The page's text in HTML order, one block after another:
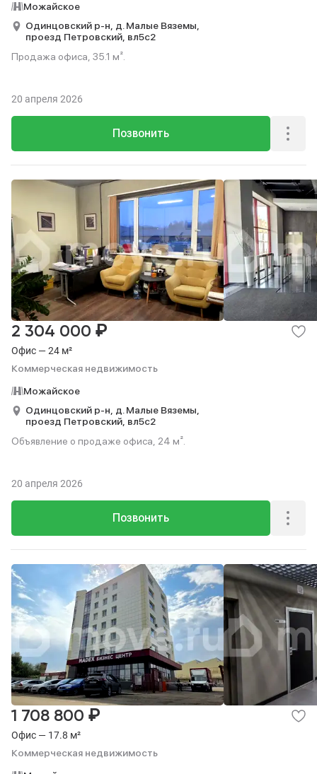
Можайское
Одинцовский р-н, д. Малые Вяземы,
проезд Петровский, вл5с2
Продажа офиса, 35.1 м².
Позвонить
20 апреля 2026
Офис — 24 м²
Коммерческая недвижимость
2 304 000 ₽
Можайское
Одинцовский р-н, д. Малые Вяземы,
проезд Петровский, вл5с2
Объявление о продаже офиса, 24 м².
Позвонить
20 апреля 2026
Офис — 17.8 м²
Коммерческая недвижимость
1 708 800 ₽